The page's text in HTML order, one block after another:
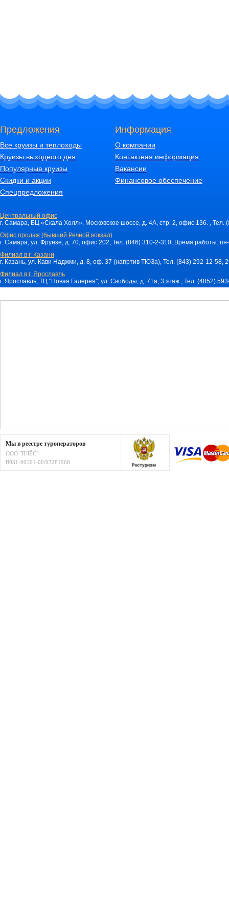
Предложения
Все круизы и теплоходы
Круизы выходного дня
Популярные круизы
Скидки и акции
Спецпредложения
Информация
О компании
Контактная информация
Вакансии
Финансовое обеспечение
Центральный офис
г. Самара, БЦ «Скала Холл», Московское шоссе, д. 4А, стр. 2, офис 136. ,
Офис продаж (бывший Речной вокзал)
г. Самара, ул. Фрунзе, д. 70, офис 202, Тел. (846) 310-2-310, Время работы:
Филиал в г. Казани
г. Казань, ул. Кави Наджми, д. 8, оф. 37 (напртив ТЮЗа), Тел. (843) 292-12-
Филиал в г. Ярославль
г. Ярославль, ТЦ "Новая Галерея", ул. Свободы, д. 71a, 3 этаж , Тел. (4852)
Мы в реестре туроператоров
ООО "ПЛЁС"
В031-00161-00/03281968